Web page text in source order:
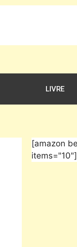
LIVRE
[amazon
items="10"]